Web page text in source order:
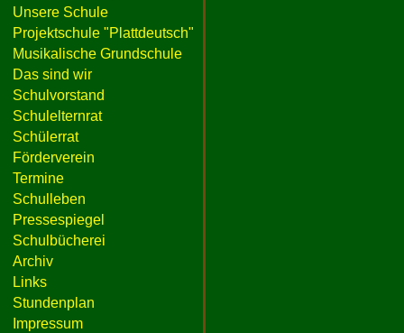
Unsere Schule
Projektschule "Plattdeutsch"
Musikalische Grundschule
Das sind wir
Schulvorstand
Schulelternrat
Schülerrat
Förderverein
Termine
Schulleben
Pressespiegel
Schulbücherei
Archiv
Links
Stundenplan
Impressum